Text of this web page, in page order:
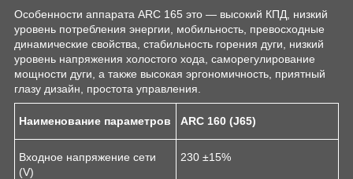
Особенности аппарата ARC 165 это — высокий КПД, низкий
уровень потребления энергии, мобильность, превосходные
динамические свойства, стабильность горения дуги, низкий
уровень напряжения холостого хода, саморегулирование
мощности дуги, а также высокая эргономичность, приятный
глазу дизайн, простота управления.
Наименование параметров ARC 160 (J65)
Входное напряжение сети
(V)
230 ±15%